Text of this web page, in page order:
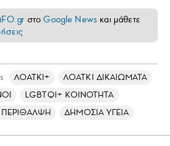
στοGoogle News και μάθετε
ΛΟΑΤΚΙ+
ΛΟΑΤΚΙ ΔΙΚΑΙΩΜΑΤΑ
LGBTQI+ ΚΟΙΝΟΤΗΤΑ
ΔΗΜΟΣΙΑ ΥΓΕΙΑ